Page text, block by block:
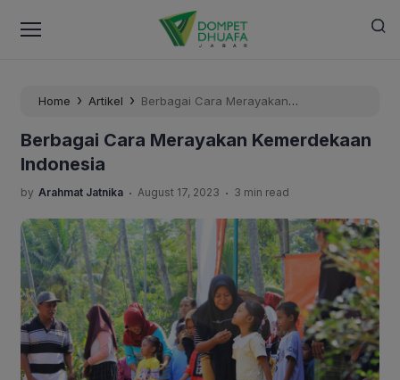
Home › Artikel › Berbagai Cara Merayakan
Berbagai Cara Merayakan Kemerdekaan
Indonesia
by Arahmat Jatnika . August 17, 2023 . 3 min read